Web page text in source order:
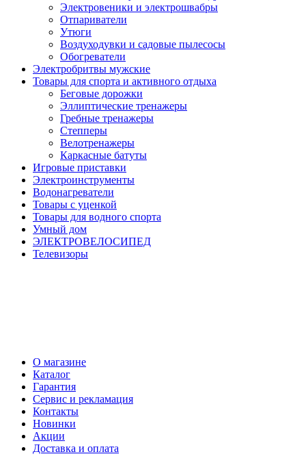
Электровеники и электрошвабры
Отпариватели
Утюги
Воздуходувки и садовые пылесосы
Обогреватели
Электробритвы мужские
Товары для спорта и активного отдыха
Беговые дорожки
Эллиптические тренажеры
Гребные тренажеры
Степперы
Велотренажеры
Каркасные батуты
Игровые приставки
Электроинструменты
Водонагреватели
Товары с уценкой
Товары для водного спорта
Умный дом
ЭЛЕКТРОВЕЛОСИПЕД
Телевизоры
О магазине
Каталог
Гарантия
Сервис и рекламация
Контакты
Новинки
Акции
Доставка и оплата